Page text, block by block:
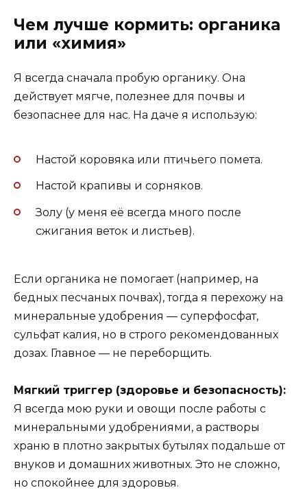
Чем лучше кормить: органика
или «химия»
Я всегда сначала пробую органику. Она
действует мягче, полезнее для почвы и
безопаснее для нас. На даче я использую:
Настой коровяка или птичьего помета.
Настой крапивы и сорняков.
Золу (у меня её всегда много после
сжигания веток и листьев).
Если органика не помогает (например, на
бедных песчаных почвах), тогда я перехожу на
минеральные удобрения — суперфосфат,
сульфат калия, но в строго рекомендованных
дозах. Главное — не переборщить.
Мягкий триггер (здоровье и безопасность):
Я всегда мою руки и овощи после работы с
минеральными удобрениями, а растворы
храню в плотно закрытых бутылях подальше от
внуков и домашних животных. Это не сложно,
но спокойнее для здоровья.